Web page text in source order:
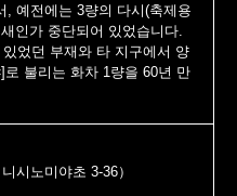
예전에는 3량의 다시(축제용
인가 중단되어 있었습니다.
었던 부재와 타 지구에서 양
불리는 화차 1량을 60년 만
시노미야초 3-36）